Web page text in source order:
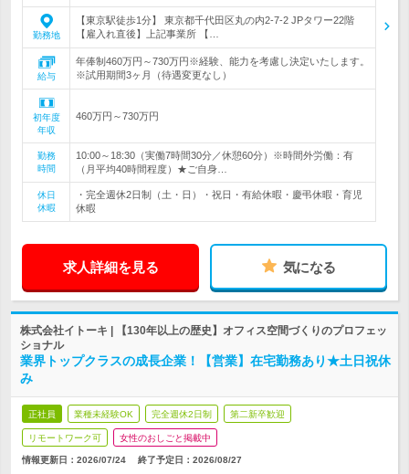
勤務地
【東京駅徒歩1分】 東京都千代田区丸の内2-7-2 JPタワー22階
【雇入れ直後】上記事業所 【…
給与
年俸制460万円～730万円※経験、能力を考慮し決定いたします。
※試用期間3ヶ月（待遇変更なし）
初年度
年収
460万円～730万円
勤務
時間
10:00～18:30（実働7時間30分／休憩60分）※時間外労働：有
（月平均40時間程度）★ご自身…
休日
休暇
・完全週休2日制（土・日）・祝日・有給休暇・慶弔休暇・育児
休暇
求人詳細を見る 気になる
株式会社イトーキ | 【130年以上の歴史】オフィス空間づくりのプロフェッ
ショナル
業界トップクラスの成長企業！【営業】在宅勤務あり★土日祝休
み
正社員 業種未経験OK 完全週休2日制 第二新卒歓迎
リモートワーク可 女性のおしごと掲載中
情報更新日：2026/07/24 終了予定日： 2026/08/27